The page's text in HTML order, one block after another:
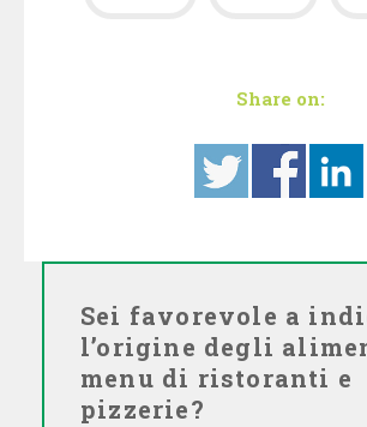
Share on:
Sei favorevole a
l’origine degli
menu di ristoranti e
pizzerie?